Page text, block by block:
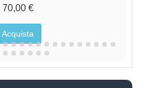
70,00 €
Acquista